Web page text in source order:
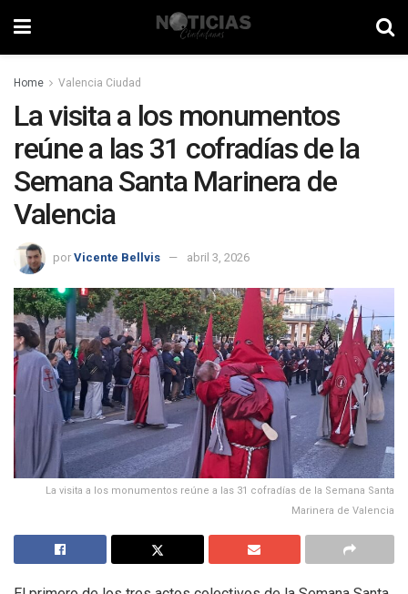
Home Valencia Ciudad
La visita a los monumentos
reúne a las 31 cofradías de la
Semana Santa Marinera de
Valencia
por Vicente Bellvis abril 3, 2026
La visita a los monumentos reúne a las 31 cofradías de la Semana Santa
Marinera de Valencia